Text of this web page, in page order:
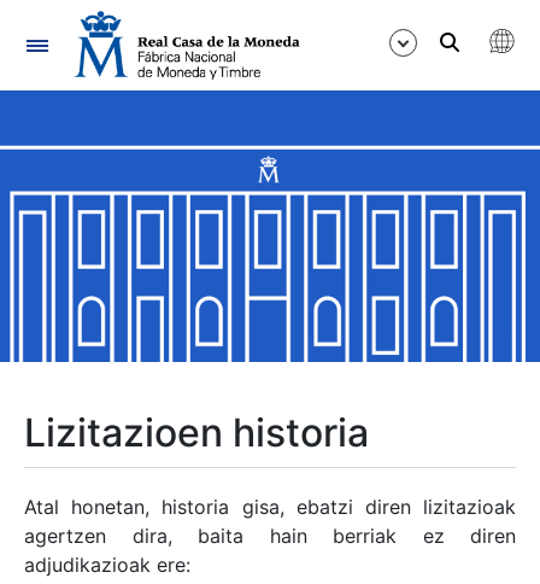
Nabigazioa
Erakutsi/Ezkutatu
Erakutsi/Ezkutatu
Erakutsi/Ezkutatu
Erakutsi/Ezkutatu
Lizitazioen historia
Atal honetan, historia gisa, ebatzi diren lizitazioak
agertzen dira, baita hain berriak ez diren
adjudikazioak ere: